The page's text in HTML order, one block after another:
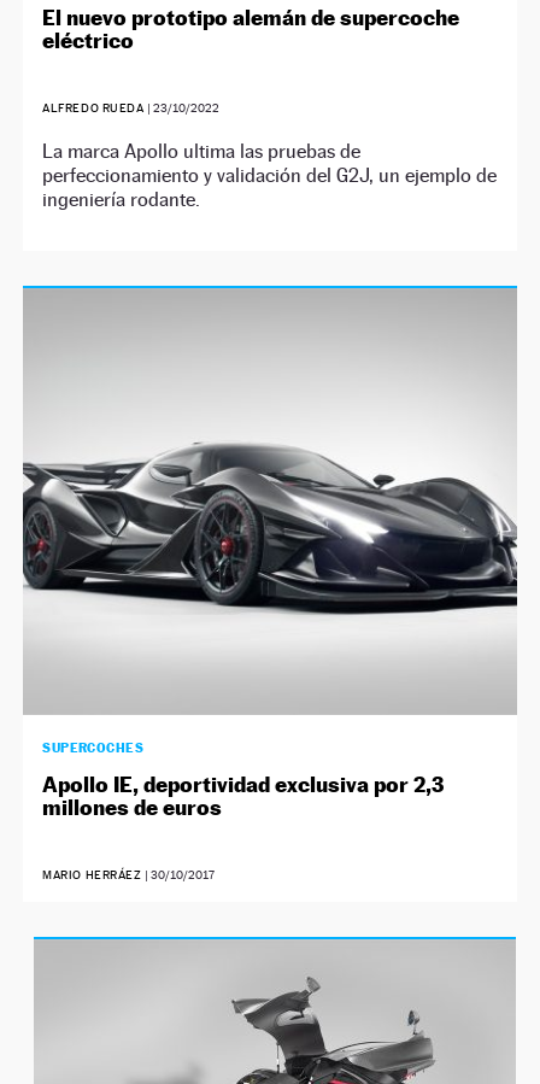
El nuevo prototipo alemán de supercoche
eléctrico
ALFREDO RUEDA |23/10/2022
La marca Apollo ultima las pruebas de
perfeccionamiento y validación del G2J, un ejemplo de
ingeniería rodante.
SUPERCOCHES
Apollo IE, deportividad exclusiva por 2,3
millones de euros
MARIO HERRÁEZ |30/10/2017